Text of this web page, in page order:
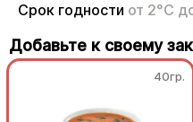
Срок годности от 2°С
Добавьте к своему
40гр.